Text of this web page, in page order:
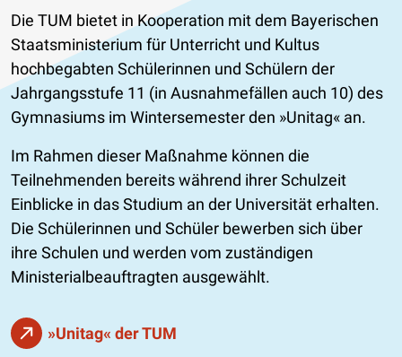
Die TUM bietet in Kooperation mit dem Bayerischen
Staatsministerium für Unterricht und Kultus
hochbegabten Schülerinnen und Schülern der
Jahrgangsstufe 11 (in Ausnahmefällen auch 10) des
Gymnasiums im Wintersemester den »Unitag« an.
Im Rahmen dieser Maßnahme können die
Teilnehmenden bereits während ihrer Schulzeit
Einblicke in das Studium an der Universität erhalten.
Die Schülerinnen und Schüler bewerben sich über
ihre Schulen und werden vom zuständigen
Ministerialbeauftragten ausgewählt.
»Unitag« der TUM